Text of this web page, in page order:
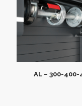
AL – 300-400-